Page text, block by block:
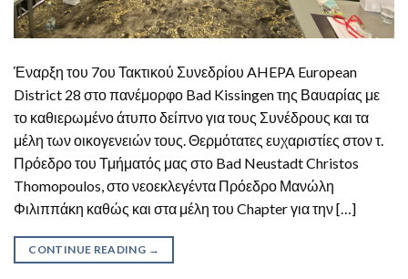
Έναρξη του 7ου Τακτικού Συνεδρίου AHEPA European
District 28 στο πανέμορφο Bad Kissingen της Βαυαρίας με
το καθιερωμένο άτυπο δείπνο για τους Συνέδρους και τα
μέλη των οικογενειών τους. Θερμότατες ευχαριστίες στον τ.
Πρόεδρο του Τμήματός μας στο Bad Neustadt Christos
Thomopoulos, στο νεοεκλεγέντα Πρόεδρο Μανώλη
Φιλιππάκη καθώς και στα μέλη του Chapter για την […]
CONTINUE READING →